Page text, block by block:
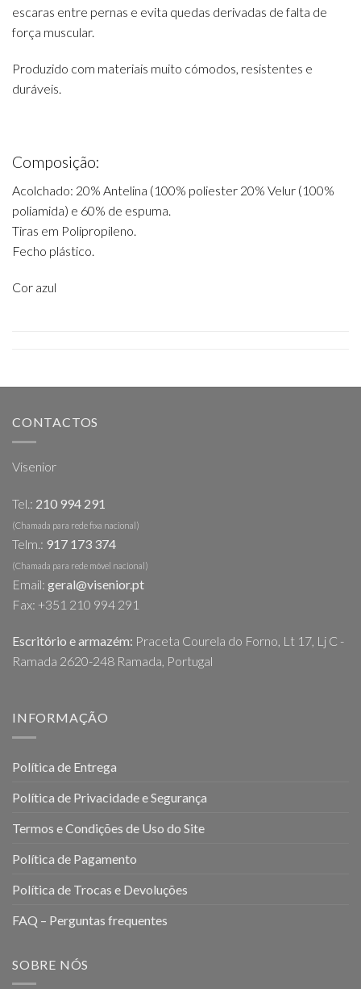
escaras entre pernas e evita quedas derivadas de falta de
força muscular.
Produzido com materiais muito cómodos, resistentes e
duráveis.
Composição:
Acolchado: 20% Antelina (100% poliester 20% Velur (100%
poliamida) e 60% de espuma.
Tiras em Polipropileno.
Fecho plástico.
Cor azul
CONTACTOS
Visenior
Tel.: 210 994 291
(Chamada para rede fixa nacional)
Telm.: 917 173 374
(Chamada para rede móvel nacional)
Email: geral@visenior.pt
Fax: +351 210 994 291
Escritório e armazém: Praceta Courela do Forno, Lt 17, Lj C -
Ramada 2620-248 Ramada, Portugal
INFORMAÇÃO
Política de Entrega
Política de Privacidade e Segurança
Termos e Condições de Uso do Site
Política de Pagamento
Política de Trocas e Devoluções
FAQ – Perguntas frequentes
SOBRE NÓS